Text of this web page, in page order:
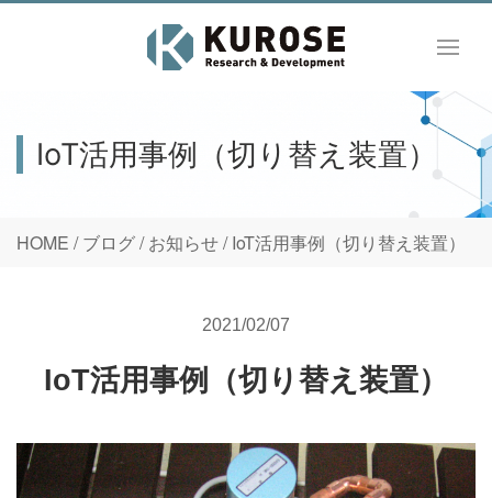
IoT活用事例（切り替え装置）
HOME /ブログ/お知らせ/IoT活用事例（切り替え装置）
2021/02/07
IoT活用事例（切り替え装置）